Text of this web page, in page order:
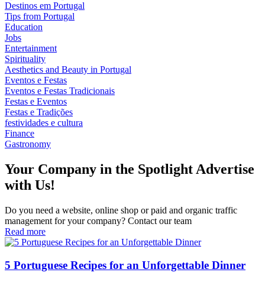
Destinos em Portugal
Tips from Portugal
Education
Jobs
Entertainment
Spirituality
Aesthetics and Beauty in Portugal
Eventos e Festas
Eventos e Festas Tradicionais
Festas e Eventos
Festas e Tradições
festividades e cultura
Finance
Gastronomy
Your Company in the Spotlight Advertise
with Us!
Do you need a website, online shop or paid and organic traffic
management for your company? Contact our team
Read more
5 Portuguese Recipes for an Unforgettable Dinner